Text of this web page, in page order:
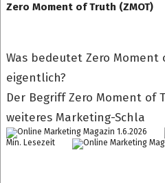
Zero Moment of Truth (ZMOT)
Was bedeutet Zero Moment
eigentlich?
Der Begriff Zero Moment of
weiteres Marketing-Schla
1.6.2026
Min. Lesezeit